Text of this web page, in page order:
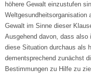
höhere Gewalt einzustufen
Weltgesundheitsorganisation
Gewalt im Sinne dieser
Ausgehend davon, dass also
diese Situation durchaus als
dementsprechend zunächst
Bestimmungen zu Hilfe zu